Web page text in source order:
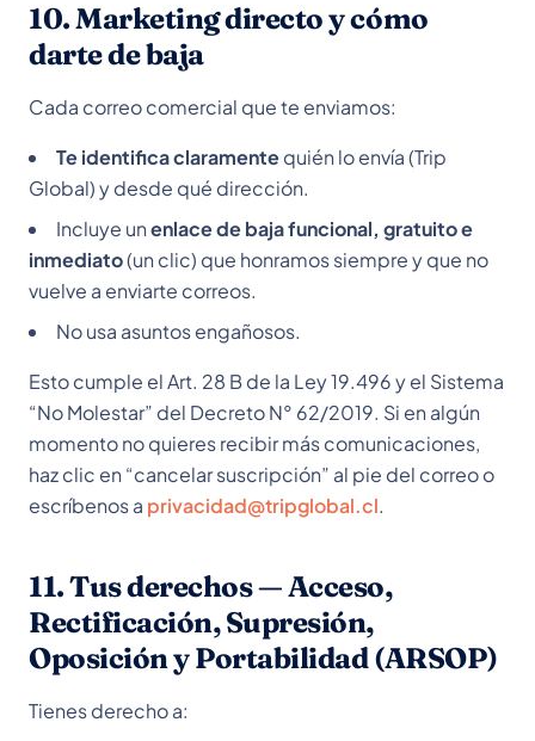
10. Marketing directo y cómo
darte de baja
Cada correo comercial que te enviamos:
Te identifica claramentequién lo envía (Trip
Global) y desde qué dirección.
Incluye unenlace de baja funcional, gratuito e
inmediato(un clic) que honramos siempre y que no
vuelve a enviarte correos.
No usa asuntos engañosos.
Esto cumple el Art. 28 B de la Ley 19.496 y el Sistema
“No Molestar” del Decreto N° 62/2019. Si en algún
momento no quieres recibir más comunicaciones,
haz clic en “cancelar suscripción” al pie del correo o
escríbenos a privacidad@tripglobal.cl.
11. Tus derechos — Acceso,
Rectificación, Supresión,
Oposición y Portabilidad (ARSOP)
Tienes derecho a: